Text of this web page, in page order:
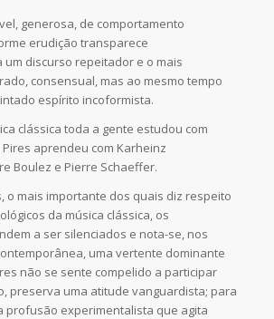
generosa, de comportamento
erudição transparece
um discurso repeitador e o mais
consensual, mas ao mesmo tempo
espírito incoformista.
clássica toda a gente estudou com
Pires aprendeu com Karheinz
Boulez e Pierre Schaeffer.
o mais importante dos quais diz respeito
da música clássica, os
a ser silenciados e nota-se, nos
uma vertente dominante
não se sente compelido a participar
preserva uma atitude vanguardista; para
profusão experimentalista que agita